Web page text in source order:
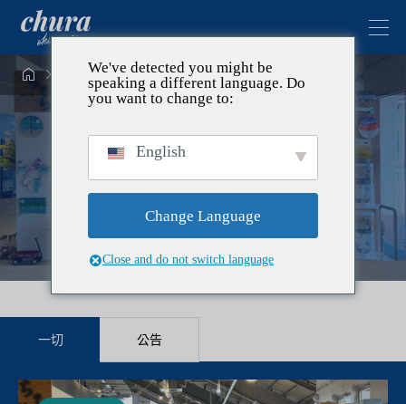

公告
一切 公告
We've detected you might be
speaking a different language. Do
you want to change to:
English
Change Language
Close and do not switch language